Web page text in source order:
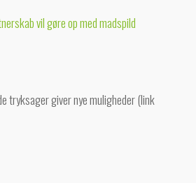
vil gøre op med madspild
tryksager giver nye muligheder (link